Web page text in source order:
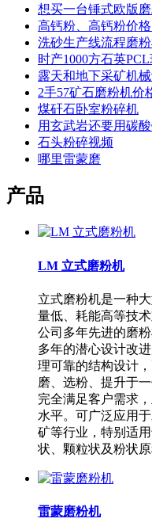
想买一台锤式欧版
高钙粉、高钙粉价
洗砂生产线流程磨
时产1000方石英
露天和地下采矿机
2手57矿石磨粉机价
煤矸石卧室粉碎机
用玄武岩还要用碳
石头粉碎视频
哪里雷蒙磨
产品
LM 立式磨粉机
立式磨粉机是一种
量低、耗能高等技
公司多年先进的磨
多年的潜心设计改
理可靠的结构设计
磨、选粉、提升于
完全满足客户需求
水平。可广泛应用
矿等行业，特别适
状、颗粒状及粉状
雷蒙磨粉机